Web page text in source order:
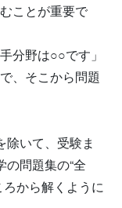
ことが重要で
分野は○○です」
、そこから問題
いて、受験ま
問題集の“全
から解くように